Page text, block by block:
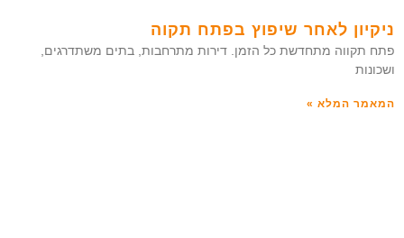
ניקיון לאחר שיפוץ בפתח תקוה
פתח תקווה מתחדשת כל הזמן. דירות מתרחבות, בתים משתדרגים,
ושכונות
המאמר המלא »